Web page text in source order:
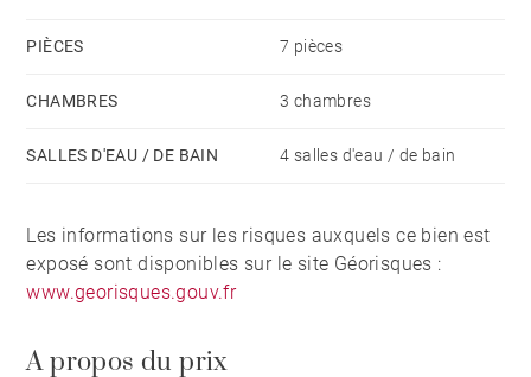
PIÈCES 7 pièces
CHAMBRES 3 chambres
SALLES D'EAU / DE BAIN 4 salles d'eau / de bain
Les informations sur les risques auxquels ce bien est
exposé sont disponibles sur le site Géorisques :
www.georisques.gouv.fr
A propos du prix